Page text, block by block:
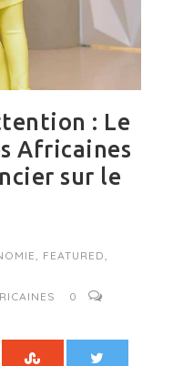
: Le
Africaines
sur le
, FEATURED,
0